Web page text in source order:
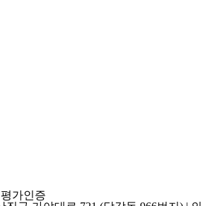
가인증